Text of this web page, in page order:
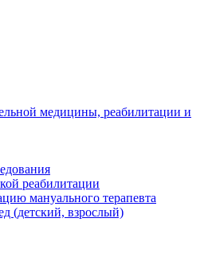
медицины, реабилитации и
реабилитации
мануального терапевта
(детский, взрослый)